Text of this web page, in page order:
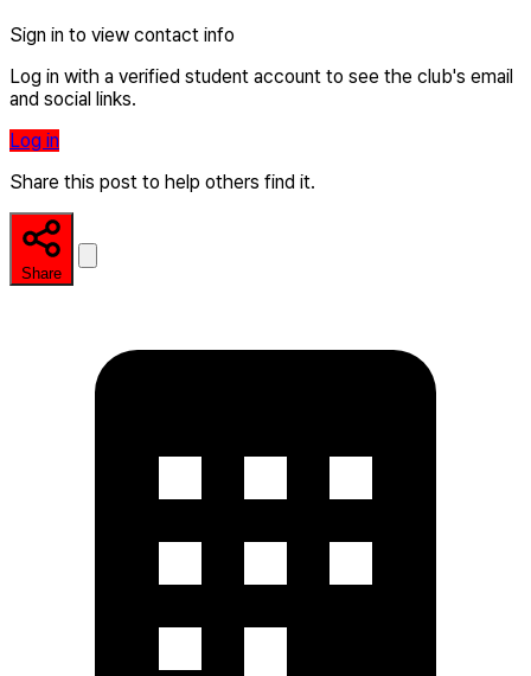
Sign in to view contact info
Log in with a verified student account to see the club's email
and social links.
Log in
Share this post to help others find it.
Share